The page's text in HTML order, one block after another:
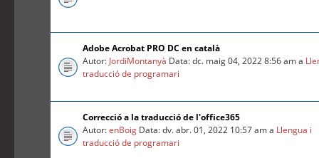
Adobe Acrobat PRO DC en català
Autor: JordiMontanyà Data: dc. maig 04, 2022 8:56 am a
traducció de programari
Correcció a la traducció de l'office365
Autor:enBoig Data: dv. abr. 01, 2022 10:57 am a Llengua i
traducció de programari